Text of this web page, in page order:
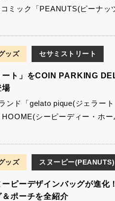
ミック「PEANUTS(ピーナ
ッズ セサミストリート
ート」をCOIN PARKING
場
ンド「gelato pique(ジェラー
HOOME(シーピーディー・ホ
ッズ スヌーピー(PEANUTS)
ーピーデザインバッグが進
＆ポーチを全紹介